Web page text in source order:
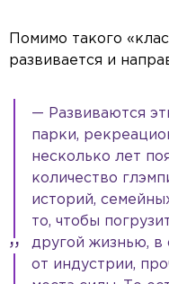
Помимо такого
развивается и
— Развиваются
парки,
несколько лет
количество
историй,
то, чтобы
другой жизнью, в
от индустрии,